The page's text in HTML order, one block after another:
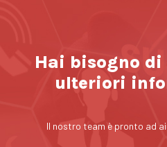
Hai bisogno di
ulteriori
Il nostro team è pronto ad